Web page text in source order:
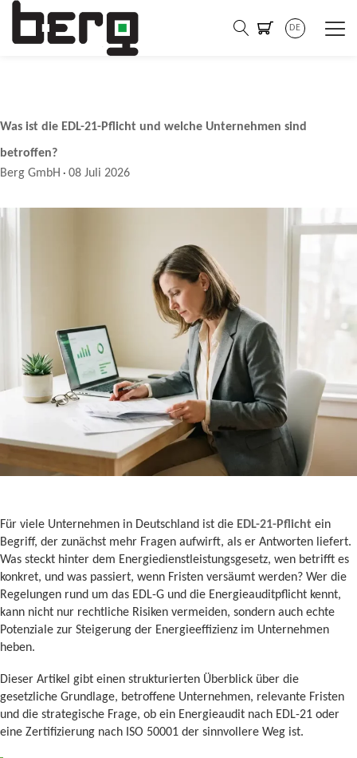
DE
Was ist die EDL-21-Pflicht und welche Unternehmen sind
betroffen?
Berg GmbH · 08 Juli 2026
Für viele Unternehmen in Deutschland ist die EDL-21-Pflicht ein
Begriff, der zunächst mehr Fragen aufwirft, als er Antworten liefert.
Was steckt hinter dem Energiedienstleistungsgesetz, wen betrifft es
konkret, und was passiert, wenn Fristen versäumt werden? Wer die
Regelungen rund um das EDL-G und die Energieauditpflicht kennt,
kann nicht nur rechtliche Risiken vermeiden, sondern auch echte
Potenziale zur Steigerung der Energieeffizienz im Unternehmen
heben.
Dieser Artikel gibt einen strukturierten Überblick über die
gesetzliche Grundlage, betroffene Unternehmen, relevante Fristen
und die strategische Frage, ob ein Energieaudit nach EDL-21 oder
eine Zertifizierung nach ISO 50001 der sinnvollere Weg ist.